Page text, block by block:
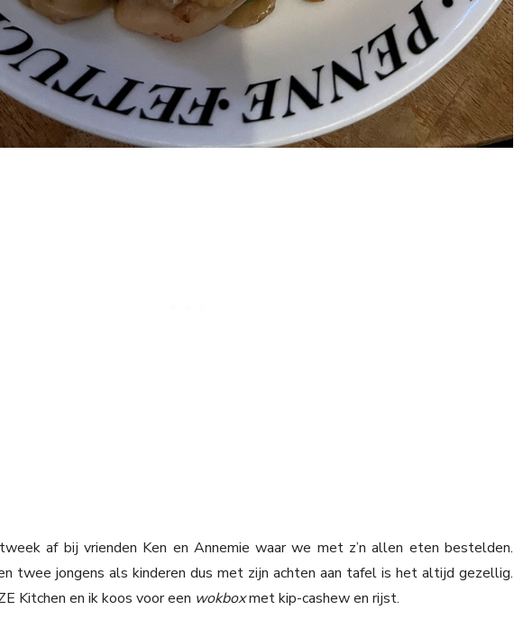
af bij vrienden Ken en Annemie waar we met z’n allen eten bestelden.
twee jongens als kinderen dus met zijn achten aan tafel is het altijd gezellig.
Kitchen en ik koos voor een wokboxmet kip-cashew en rijst.